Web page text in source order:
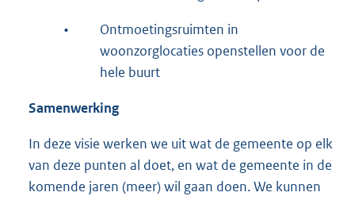
•
Ontmoetingsruimten in
woonzorglocaties openstellen voor de
hele buurt
Samenwerking
In deze visie werken we uit wat de gemeente op elk
van deze punten al doet, en wat de gemeente in de
komende jaren (meer) wil gaan doen. We kunnen